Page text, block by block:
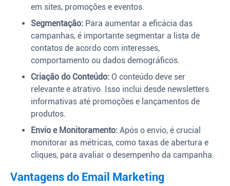
em sites, promoções e eventos.
Segmentação: Para aumentar a eficácia das
campanhas, é importante segmentar a lista de
contatos de acordo com interesses,
comportamento ou dados demográficos.
Criação do Conteúdo: O conteúdo deve ser
relevante e atrativo. Isso inclui desde newsletters
informativas até promoções e lançamentos de
produtos.
Envio e Monitoramento: Após o envio, é crucial
monitorar as métricas, como taxas de abertura e
cliques, para avaliar o desempenho da campanha.
Vantagens do Email Marketing